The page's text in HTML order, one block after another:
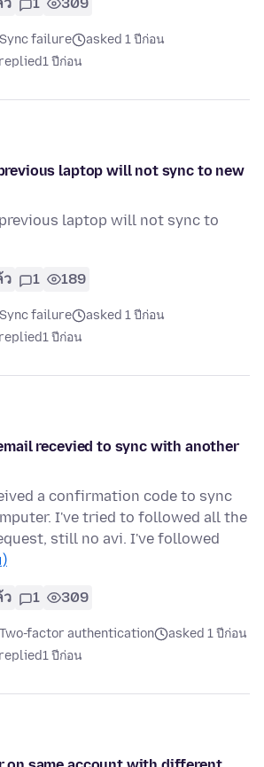
ว 1 309
Sync failure
asked 1 ปีก่อน
replied1 ปีก่อน
laptop will not sync to new
laptop will not sync to
ว 1 189
Sync failure
asked 1 ปีก่อน
replied1 ปีก่อน
recevied to sync with another
a confirmation code to sync
I've tried to followed all the
still no avi. I've followed
ว 1 309
Two-factor authentication
asked 1 ปีก่อน
replied1 ปีก่อน